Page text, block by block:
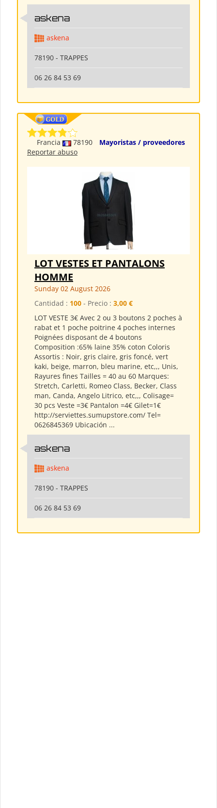
askena
askena
78190 - TRAPPES
06 26 84 53 69
Francia 78190
Mayoristas / proveedores
Reportar abuso
LOT VESTES ET PANTALONS
HOMME
Sunday 02 August 2026
Cantidad : 100 - Precio : 3,00 €
LOT VESTE 3€ Avec 2 ou 3 boutons 2 poches à
rabat et 1 poche poitrine 4 poches internes
Poignées disposant de 4 boutons
Composition :65% laine 35% coton Coloris
Assortis : Noir, gris claire, gris foncé, vert
kaki, beige, marron, bleu marine, etc,,, Unis,
Rayures fines Tailles = 40 au 60 Marques:
Stretch, Carletti, Romeo Class, Becker, Class
man, Canda, Angelo Litrico, etc,,, Colisage=
30 pcs Veste =3€ Pantalon =4€ Gilet=1€
http://serviettes.sumupstore.com/ Tel=
0626845369 Ubicación ...
askena
askena
78190 - TRAPPES
06 26 84 53 69